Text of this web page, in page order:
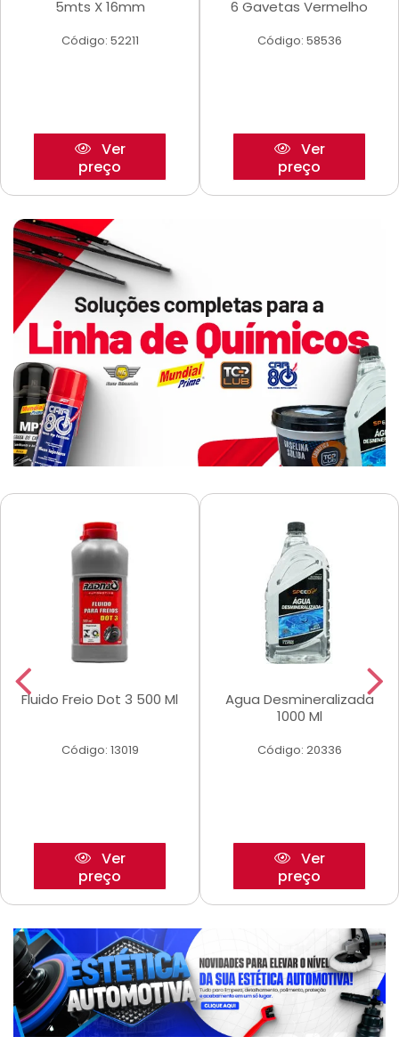
5mts X 16mm
Código: 52211
Ver
preço
6 Gavetas Vermelho
Código: 58536
Ver
preço
Fluido Freio Dot 3 500 Ml
Código: 13019
Ver
preço
Agua Desmineralizada
1000 Ml
Código: 20336
Ver
preço